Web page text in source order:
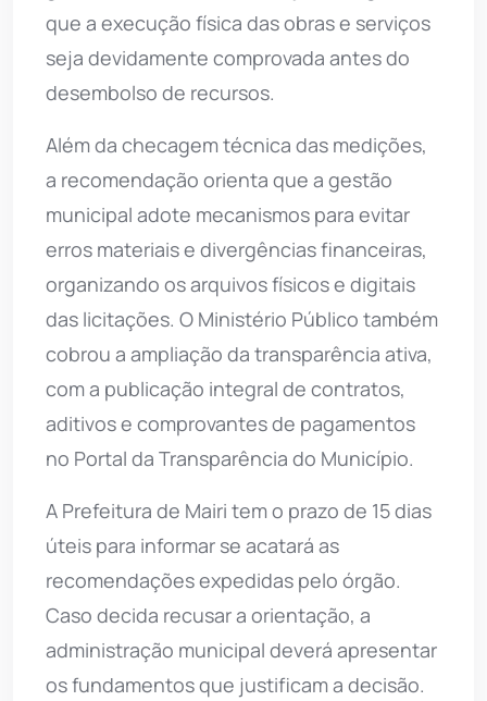
que a execução física das obras e serviços
seja devidamente comprovada antes do
desembolso de recursos.
Além da checagem técnica das medições,
a recomendação orienta que a gestão
municipal adote mecanismos para evitar
erros materiais e divergências financeiras,
organizando os arquivos físicos e digitais
das licitações. O Ministério Público também
cobrou a ampliação da transparência ativa,
com a publicação integral de contratos,
aditivos e comprovantes de pagamentos
no Portal da Transparência do Município.
A Prefeitura de Mairi tem o prazo de 15 dias
úteis para informar se acatará as
recomendações expedidas pelo órgão.
Caso decida recusar a orientação, a
administração municipal deverá apresentar
os fundamentos que justificam a decisão.